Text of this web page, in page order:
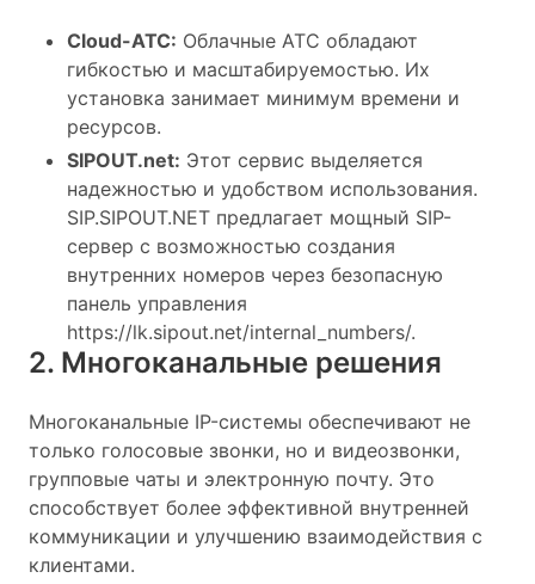
Cloud-АТС: Облачные АТС обладают
гибкостью и масштабируемостью. Их
установка занимает минимум времени и
ресурсов.
SIPOUT.net: Этот сервис выделяется
надежностью и удобством использования.
SIP.SIPOUT.NET предлагает мощный SIP-
сервер с возможностью создания
внутренних номеров через безопасную
панель управления
https://lk.sipout.net/internal_numbers/.
2. Многоканальные решения
Многоканальные IP-системы обеспечивают не
только голосовые звонки, но и видеозвонки,
групповые чаты и электронную почту. Это
способствует более эффективной внутренней
коммуникации и улучшению взаимодействия с
клиентами.